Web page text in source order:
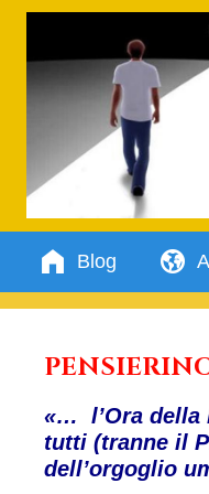
contenuto
Blog
«… l’Ora della
tutti (tranne il
dell’orgoglio